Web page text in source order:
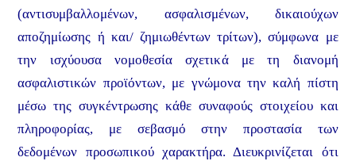
(αντισυμβαλλομένων, ασφαλισμένων, δικαιούχων
αποζημίωσης ή και/ ζημιωθέντων τρίτων), σύμφωνα με
την ισχύουσα νομοθεσία σχετικά με τη διανομή
ασφαλιστικών προϊόντων, με γνώμονα την καλή πίστη
μέσω της συγκέντρωσης κάθε συναφούς στοιχείου και
πληροφορίας, με σεβασμό στην προστασία των
δεδομένων προσωπικού χαρακτήρα. Διευκρινίζεται ότι